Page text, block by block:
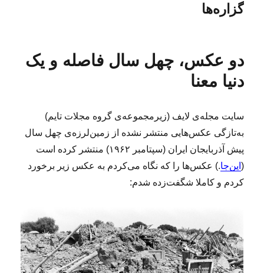
گزاره‌ها
دو عکس، چهل سال فاصله و یک
دنیا معنا
سایت مجله‌ی لایف (زیرمجموعه‌ی گروه مجلات تایم)
به‌تازگی عکس‌هایی منتشر نشده از زمین‌لرزه‌ی چهل سال
پیش آذربایجان ایران (سپتامبر ۱۹۶۲) منتشر کرده است
( این‌جا.) عکس‌ها را که نگاه می‌کردم به عکس زیر برخورد
کردم و کاملا شگفت‌زده شدم: